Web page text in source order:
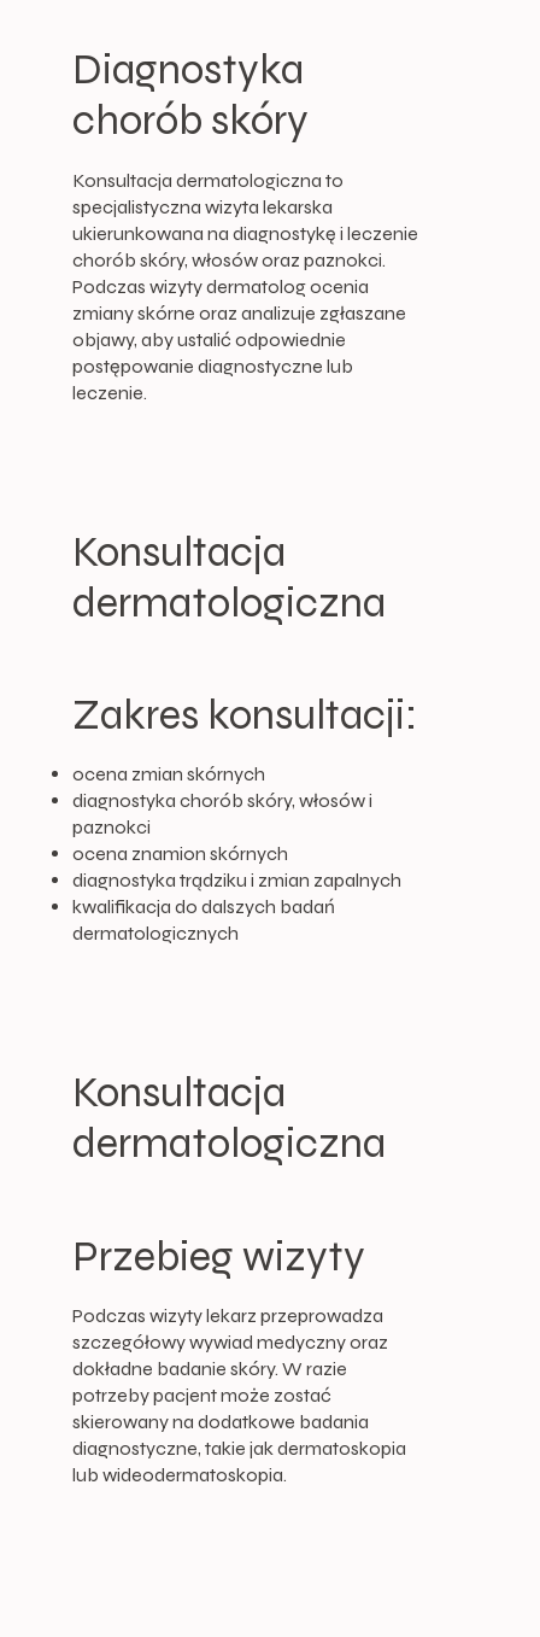
Diagnostyka
chorób skóry
Konsultacja dermatologiczna to
specjalistyczna wizyta lekarska
ukierunkowana na diagnostykę i leczenie
chorób skóry, włosów oraz paznokci.
Podczas wizyty dermatolog ocenia
zmiany skórne oraz analizuje zgłaszane
objawy, aby ustalić odpowiednie
postępowanie diagnostyczne lub
leczenie.
Konsultacja
dermatologiczna
Zakres konsultacji:
ocena zmian skórnych
diagnostyka chorób skóry, włosów i
paznokci
ocena znamion skórnych
diagnostyka trądziku i zmian zapalnych
kwalifikacja do dalszych badań
dermatologicznych
Konsultacja
dermatologiczna
Przebieg wizyty
Podczas wizyty lekarz przeprowadza
szczegółowy wywiad medyczny oraz
dokładne badanie skóry. W razie
potrzeby pacjent może zostać
skierowany na dodatkowe badania
diagnostyczne, takie jak dermatoskopia
lub wideodermatoskopia.